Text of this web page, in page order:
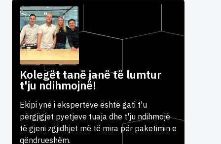
Kolegët tanë janë të lumtur
t'ju ndihmojnë!
Ekipi ynë i ekspertëve është gati t'u
përgjigjet pyetjeve tuaja dhe t'ju ndihmojë
të gjeni zgjidhjet më të mira për paketimin e
qëndrueshëm.